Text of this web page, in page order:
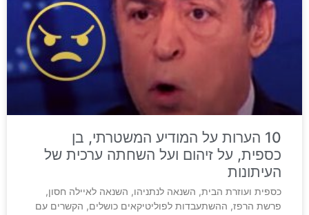
10 הערות על המודיע המשטרתי, בן
כספית, על זיהום ועל השחתה ערכית של
העיתונות
כספית ועוזרת הבית, השנאה לנתניהו, השנאה לאיילה חסון,
פרשת הרפז, ההשתעבדות לפוליטיקאים כושלים, הקשרים עם